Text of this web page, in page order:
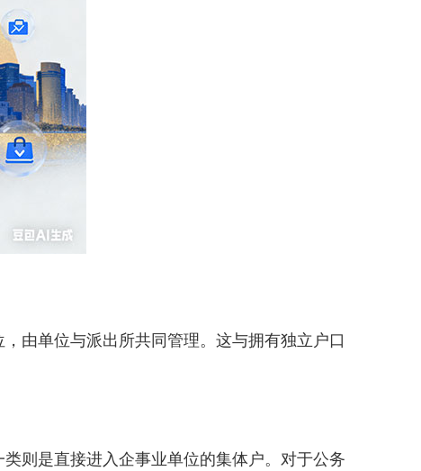
由单位与派出所共同管理。这与拥有独立户口
则是直接进入企事业单位的集体户。对于公务